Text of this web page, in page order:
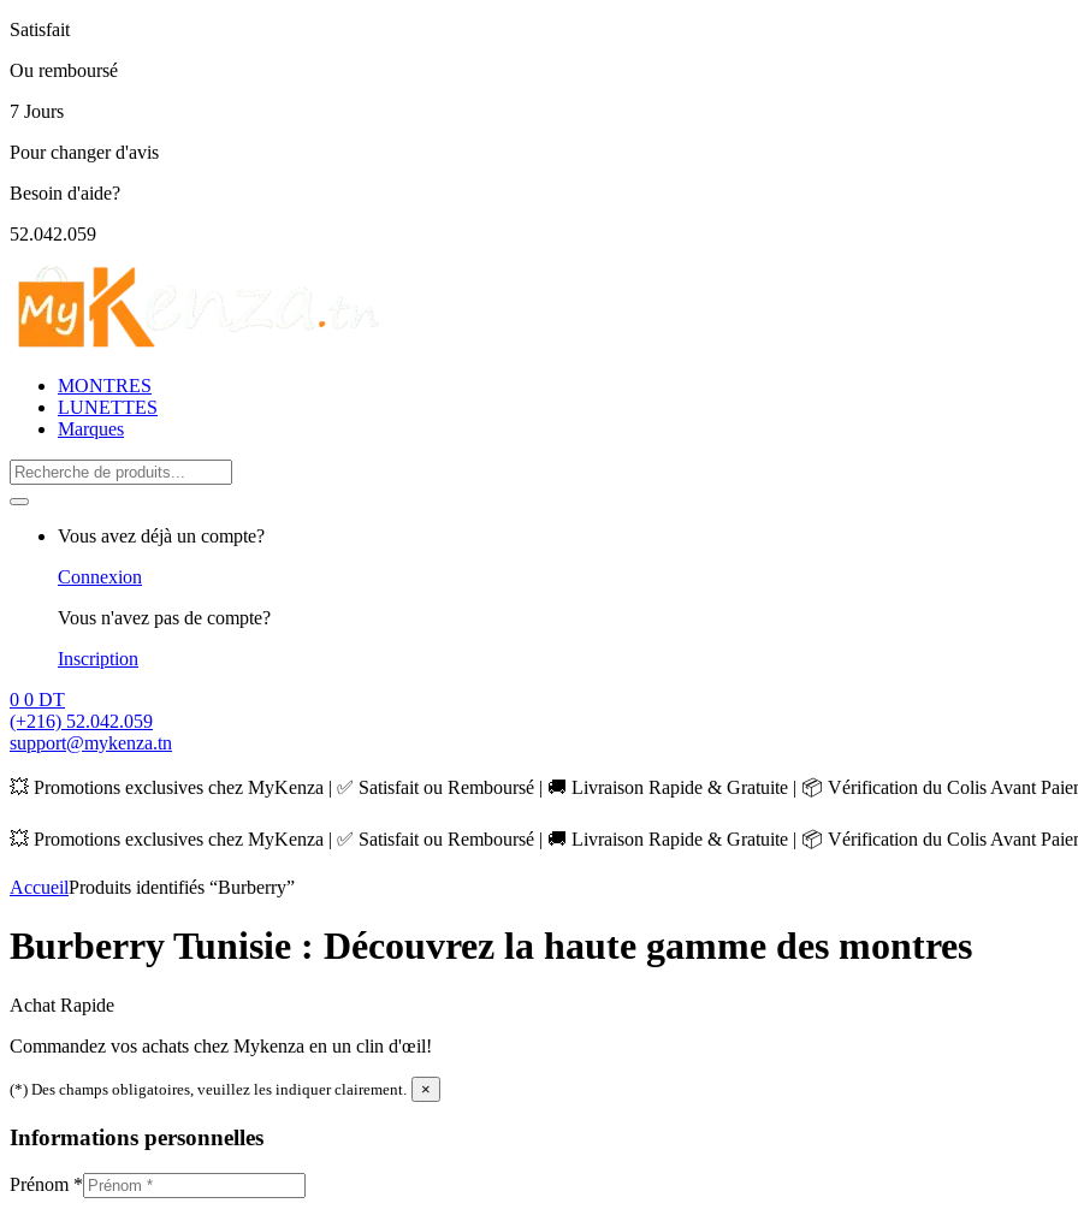
Satisfait
Ou remboursé
7 Jours
Pour changer d'avis
Besoin d'aide?
52.042.059
MONTRES
LUNETTES
Marques
Search
for:
Vous avez déjà un compte?
Connexion
Vous n'avez pas de compte?
Inscription
0 0 DT
(+216) 52.042.059
support@mykenza.tn
💥 Promotions exclusives chez MyKenza | ✅ Satisfait ou Remboursé | 🚚 Livraison Rapide & Gratuite | 📦 Vérification du Colis Avant
💥 Promotions exclusives chez MyKenza | ✅ Satisfait ou Remboursé | 🚚 Livraison Rapide & Gratuite | 📦 Vérification du Colis Avant
AccueilProduits identifiés “Burberry”
Burberry Tunisie : Découvrez la haute gamme des montres
Achat Rapide
Commandez vos achats chez Mykenza en un clin d'œil!
(*) Des champs obligatoires, veuillez les indiquer clairement. ×
Informations personnelles
Prénom *